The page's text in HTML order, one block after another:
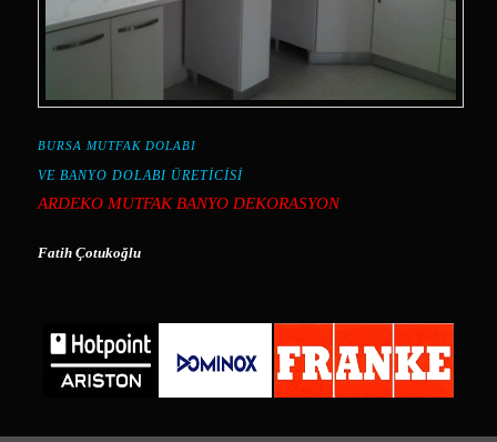
BURSA MUTFAK DOLABI
VE BANYO DOLABI ÜRETİCİSİ
ARDEKO MUTFAK BANYO DEKORASYON
Fatih Çotukoğlu